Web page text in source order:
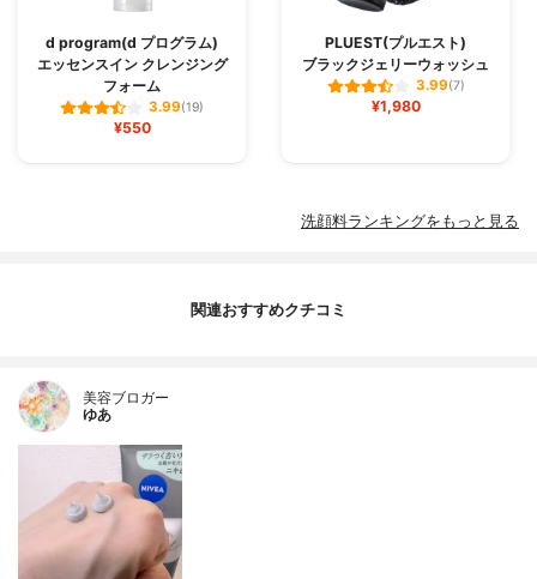
d program(d プログラム)
エッセンスイン クレンジング
フォーム
3.99(19)
¥550
PLUEST(プルエスト)
ブラックジェリーウォッシュ
3.99(7)
¥1,980
洗顔料ランキングをもっと見る
関連おすすめクチコミ
美容ブロガー
ゆあ